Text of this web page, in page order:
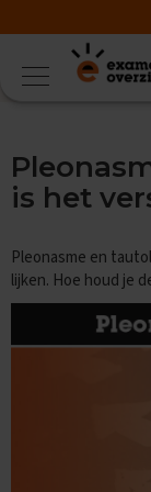
VMBO
a
k
k
A
a
d
is het
Pleonasme en
lijken. Hoe houd je